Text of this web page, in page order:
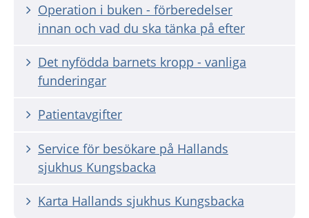
Operation i buken - förberedelser
innan och vad du ska tänka på efter
Det nyfödda barnets kropp - vanliga
funderingar
Patientavgifter
Service för besökare på Hallands
sjukhus Kungsbacka
Karta Hallands sjukhus Kungsbacka